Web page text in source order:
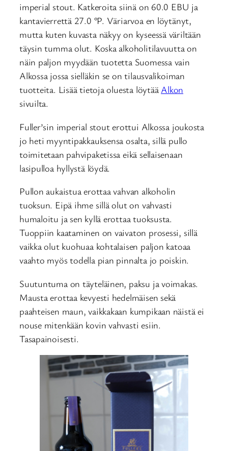
imperial stout. Katkeroita siinä on 60.0 EBU ja
kantavierrettä 27.0 °P. Väriarvoa en löytänyt,
mutta kuten kuvasta näkyy on kyseessä väriltään
täysin tumma olut. Koska alkoholitilavuutta on
näin paljon myydään tuotetta Suomessa vain
Alkossa jossa sielläkin se on tilausvalikoiman
tuotteita. Lisää tietoja oluesta löytää Alkon
sivuilta.
Fuller’sin imperial stout erottui Alkossa joukosta
jo heti myyntipakkauksensa osalta, sillä pullo
toimitetaan pahvipaketissa eikä sellaisenaan
lasipulloa hyllystä löydä.
Pullon aukaistua erottaa vahvan alkoholin
tuoksun. Eipä ihme sillä olut on vahvasti
humaloitu ja sen kyllä erottaa tuoksusta.
Tuoppiin kaataminen on vaivaton prosessi, sillä
vaikka olut kuohuaa kohtalaisen paljon katoaa
vaahto myös todella pian pinnalta jo poiskin.
Suutuntuma on täyteläinen, paksu ja voimakas.
Mausta erottaa kevyesti hedelmäisen sekä
paahteisen maun, vaikkakaan kumpikaan näistä ei
nouse mitenkään kovin vahvasti esiin.
Tasapainoisesti.